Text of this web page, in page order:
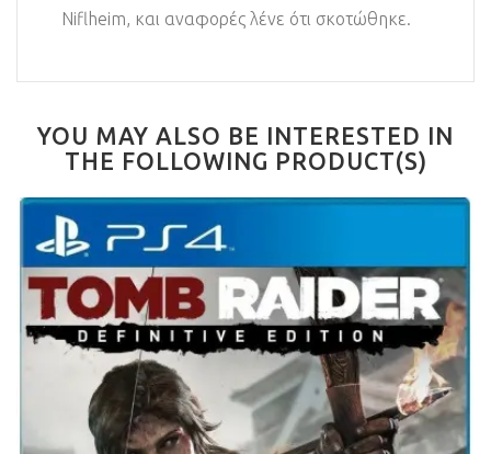
Niflheim, και αναφορές λένε ότι σκοτώθηκε.
YOU MAY ALSO BE INTERESTED IN
THE FOLLOWING PRODUCT(S)